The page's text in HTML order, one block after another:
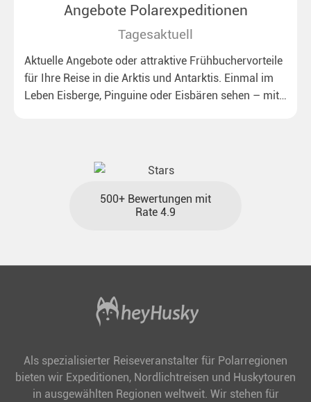
Angebote Polarexpeditionen
Tagesaktuell
Aktuelle Angebote oder attraktive Frühbuchervorteile
für Ihre Reise in die Arktis und Antarktis. Einmal im
Leben Eisberge, Pinguine oder Eisbären sehen – mit
500+ Bewertungen mit
Rate 4.9
Als spezialisierter Reiseveranstalter für Polarregionen
bieten wir Expeditionen, Nordlichtreisen und Huskytouren
in ausgewählten Regionen weltweit. Wir stehen für